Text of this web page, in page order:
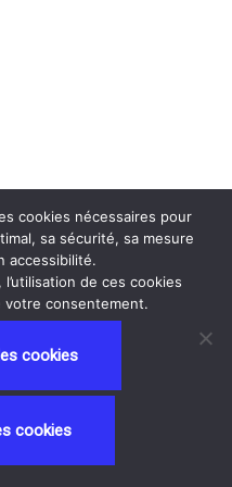
WordPress
contactez nous
cookies nécessaires pour
sa sécurité, sa mesure
accessibilité.
de ces cookies
votre consentement.
cookies
cookies